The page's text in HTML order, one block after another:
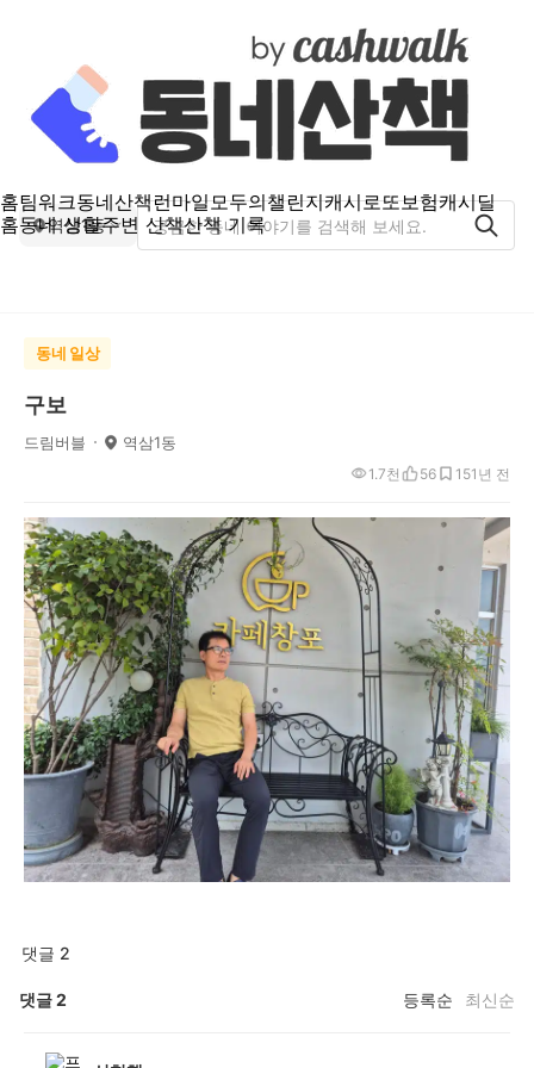
홈팀워크동네산책런마일모두의챌린지캐시로또보험캐시딜
홈동네 생활주변 산책산책 기록
역삼1동
동네 일상
구보
드림버블 역삼1동
1년 전
1.7천 56 15
댓글 2
댓글2 등록순 최신순